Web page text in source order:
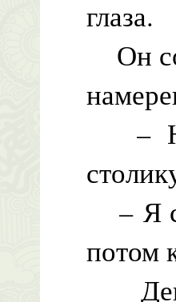
глаза.
Он
– Не
– Я
потом